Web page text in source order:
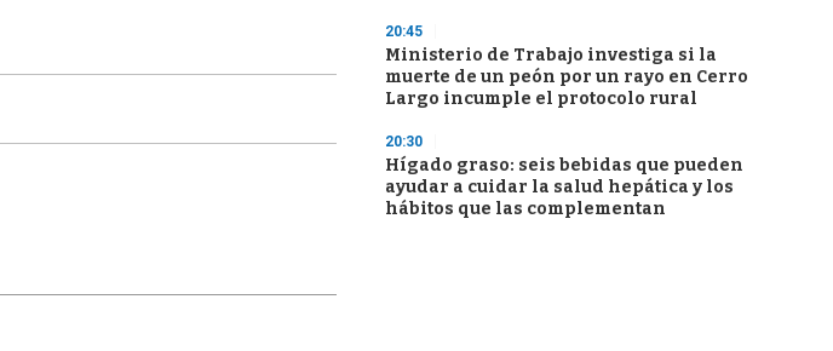
20:45
Ministerio de Trabajo investiga si la
muerte de un peón por un rayo en Cerro
Largo incumple el protocolo rural
20:30
Hígado graso: seis bebidas que pueden
ayudar a cuidar la salud hepática y los
hábitos que las complementan